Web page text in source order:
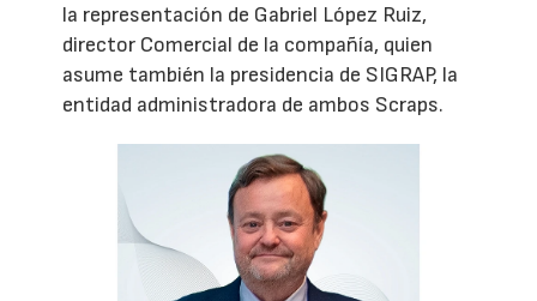
la representación de Gabriel López Ruiz,
director Comercial de la compañía, quien
asume también la presidencia de SIGRAP, la
entidad administradora de ambos Scraps.